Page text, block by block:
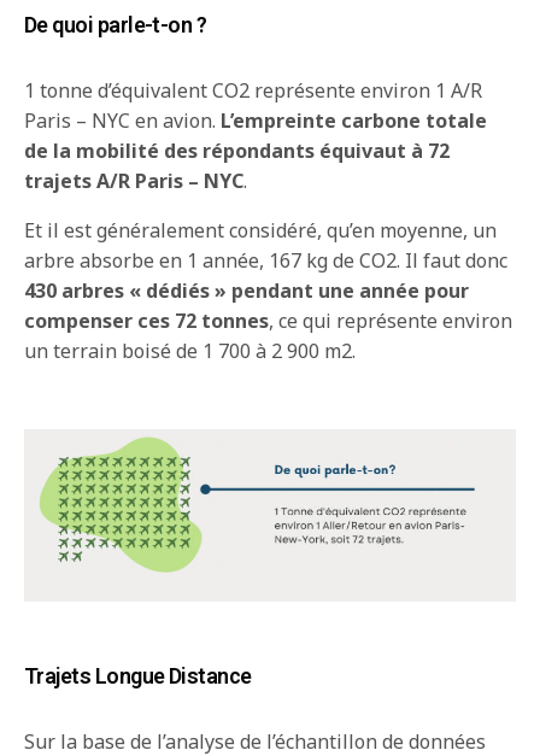
De quoi parle-t-on ?
1 tonne d’équivalent CO2 représente environ 1 A/R
Paris – NYC en avion. L’empreinte carbone totale
de la mobilité des répondants équivaut à 72
trajets A/R Paris – NYC.
Et il est généralement considéré, qu’en moyenne, un
arbre absorbe en 1 année, 167 kg de CO2. Il faut donc
430 arbres « dédiés » pendant une année pour
compenser ces 72 tonnes, ce qui représente environ
un terrain boisé de 1 700 à 2 900 m2.
Trajets Longue Distance
Sur la base de l’analyse de l’échantillon de données